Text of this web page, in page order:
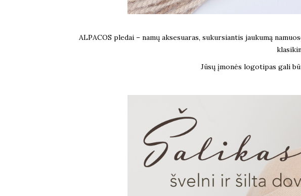
ALPACOS pledai – namų aksesuaras, sukursiantis jaukumą
Jūsų įmonės logotipas gali